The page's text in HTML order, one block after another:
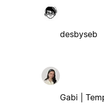
desbyseb
Gabi |